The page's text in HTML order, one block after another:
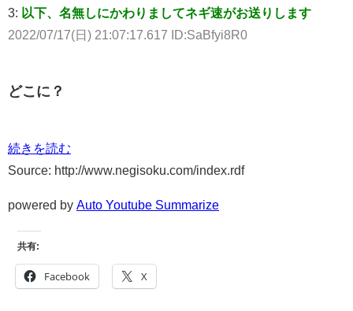
3: 以下、名無しにかわりましてネギ速がお送りします
2022/07/17(日) 21:07:17.617 ID:SaBfyi8R0
どこに？
続きを読む
Source: http://www.negisoku.com/index.rdf
powered by Auto Youtube Summarize
共有:
Facebook X